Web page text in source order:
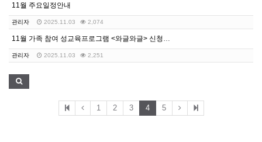
11월 주요일정안내
관리자 2025.11.03 2,074
관리자 2025.11.03 2,251
1 2 3 4 5